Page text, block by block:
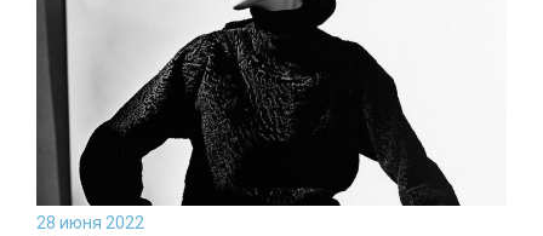
28 июня 2022